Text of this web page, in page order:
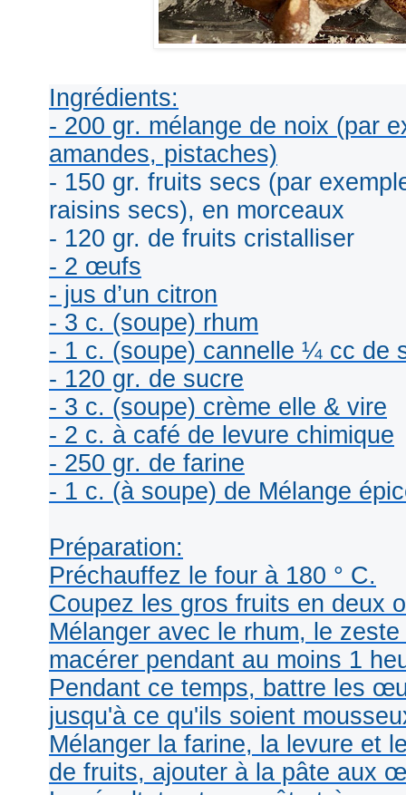
Ingrédients:
- 200 gr. mélange de noix (par
amandes, pistaches)
- 150 gr. fruits secs (par
raisins secs), en morceaux
- 120 gr. de fruits cristalliser
- 2 œufs
- jus d’un citron
- 3 c. (soupe) rhum
- 1 c. (soupe) cannelle ¼ cc de
- 120 gr. de sucre
- 3 c. (soupe) crème elle & vire
- 2 c. à café de levure chimique
- 250 gr. de farine
- 1 c. (à soupe) de Mélange
Préparation:
Préchauffez le four à 180 ° C.
Coupez les gros fruits en deux
Mélanger avec le rhum, le
macérer pendant au moins 1
Pendant ce temps, battre les
jusqu'à ce qu'ils soient
Mélanger la farine, la levure et
de fruits, ajouter à la pâte aux